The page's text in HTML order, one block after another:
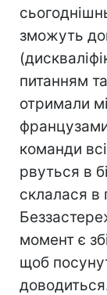
зможуть
питанням
отримали
команди
рвуться в
склалася в
момент є
щоб